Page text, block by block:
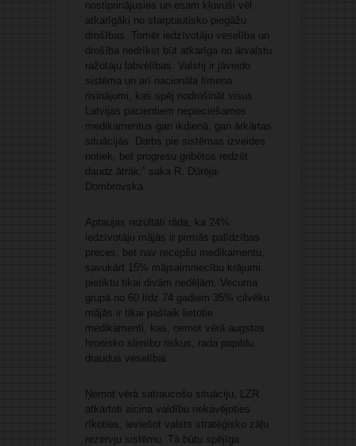
nostiprinājusies un esam kļuvuši vēl
atkarīgāki no starptautisko piegāžu
drošības. Tomēr iedzīvotāju veselība un
drošība nedrīkst būt atkarīga no ārvalstu
ražotāju labvēlības. Valstij ir jāveido
sistēma un arī nacionāla līmeņa
risinājumi, kas spēj nodrošināt visus
Latvijas pacientiem nepieciešamos
medikamentus gan ikdienā, gan ārkārtas
situācijās. Darbs pie sistēmas izveides
notiek, bet progresu gribētos redzēt
daudz ātrāk,” saka R. Dūrēja-
Dombrovska.
Aptaujas rezultāti rāda, ka 24%
iedzīvotāju mājās ir pirmās palīdzības
preces, bet nav recepšu medikamentu,
savukārt 15% mājsaimniecību krājumi
pietiktu tikai divām nedēļām. Vecuma
grupā no 60 līdz 74 gadiem 35% cilvēku
mājās ir tikai pašlaik lietotie
medikamenti, kas, ņemot vērā augstos
hronisko slimību riskus, rada papildu
draudus veselībai.
Ņemot vērā satraucošo situāciju, LZR
atkārtoti aicina valdību nekavējoties
rīkoties, ieviešot valsts stratēģisko zāļu
rezervju sistēmu. Tā būtu spējīga